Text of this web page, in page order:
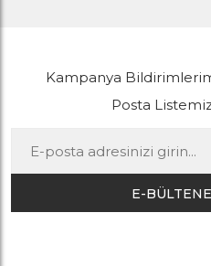
Kampanya
Posta
E-